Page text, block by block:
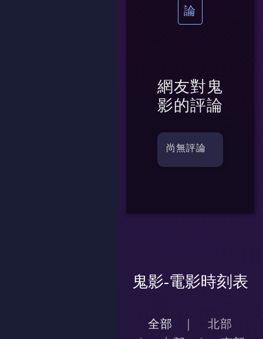
論
網友對 鬼
影的評論
尚無評論
鬼影-電影時刻表
全部
北部